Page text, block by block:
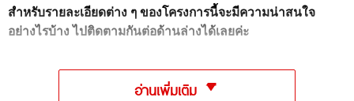
สำหรับรายละเอียดต่าง ๆ ของโครงการนี้จะมีความน่าสนใจ
อย่างไรบ้าง ไปติดตามกันต่อด้านล่างได้เลยค่ะ
อ่านเพิ่มเติม